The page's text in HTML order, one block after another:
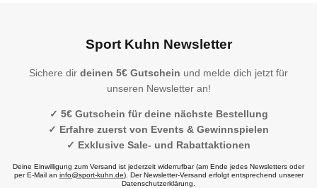
Sport Kuhn Newsletter
Sichere dir deinen 5€ Gutschein und melde dich jetzt für
unseren Newsletter an!
✓ 5€ Gutschein für deine nächste Bestellung
✓ Erfahre zuerst von Events & Gewinnspielen
✓ Exklusive Sale- und Rabattaktionen
Deine Einwilligung zum Versand ist jederzeit widerrufbar (am Ende jedes Newsletters oder
per E-Mail an info@sport-kuhn.de). Der Newsletter-Versand erfolgt entsprechend unserer
Datenschutzerklärung.